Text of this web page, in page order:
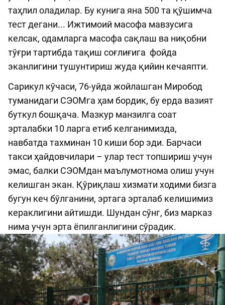
таҳлил оладилар. Бу кунига яна 500 та қўшимча
тест дегани... Ижтимоий масофа мавзусига
келсак, одамларга масофа сақлаш ва ниқобни
тўғри тартибда тақиш соғлиғига фойда
эканлигини тушунтириш жуда қийин кечаяпти.
Сарикул кўчаси, 76-уйда жойлашган Миробод
туманидаги СЭОМга ҳам бордик, бу ерда вазият
буткул бошқача. Мазкур манзилга соат
эрталабки 10 ларга етиб келганимизда,
навбатда тахминан 10 киши бор эди. Барчаси
такси ҳайдовчилари – улар тест топшириш учун
эмас, балки СЭОМдан маълумотнома олиш учун
келишган экан. Қўриқлаш хизмати ходими бизга
бугун кеч бўлганини, эртага эрталаб келишимиз
кераклигини айтишди. Шундан сўнг, биз марказ
нима учун эрта ёпилганлигини сўрадик.